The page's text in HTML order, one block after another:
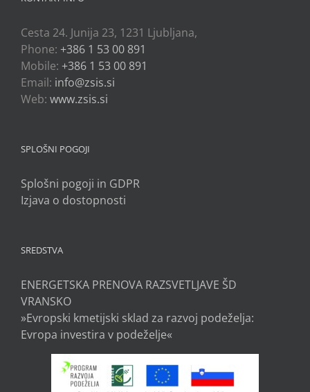
Cesta 24. Junija 23, 1231 Ljubljana,
Phone: +386 1 53 00 891
Mobile: +386 1 53 00 891
Email: info@zsis.si
Web: www.zsis.si
SPLOŠNI POGOJI
Splošni pogoji in GDPR
Izjava o dostopnosti
SREDSTVA
ENERGETSKA PRENOVA RAZSVETLJAVE ŠD
VRANSKO
»Evropski kmetijski sklad za razvoj podeželja:
Evropa investira v podeželje«